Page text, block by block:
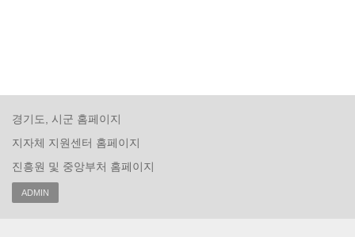
경기도, 시군 홈페이지
지자체 지원센터 홈페이지
진흥원 및 중앙부처 홈페이지
ADMIN